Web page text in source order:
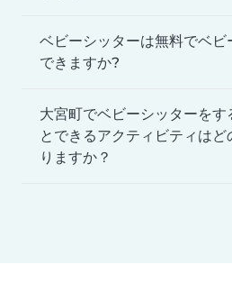
ベビーシッターは無料でベビ
できますか?
大宮町でベビーシッターをす
とできるアクティビティは
りますか？